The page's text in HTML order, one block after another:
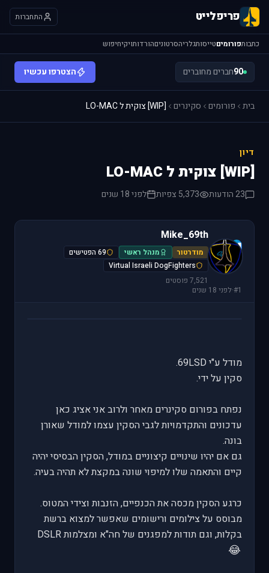
פריפלייט התחברות
כתבותפורומיםטייסותגלריהסרטוניםהורדותויקיחיפוש
90חברים מחוברים הצטרפו עכשיו
בית פורומים סקינרים [WIP] צוקית ל LO-MAC
דיון
[WIP] צוקית ל LO-MAC
23 הודעות 5,373 צפיות לפני 18 שנים
M
Mike_69th
מודרטור מנהל ראשי
69 הפטישים
Virtual Israeli DogFighters
7,521 פוסטים
#1
·לפני 18 שנים
מודל ע"י 69LSD.
סקין על ידי.
נפתח בפורום סקינרים מאחר ולרוב אני אציג כאן
עדכונים והתקדמויות לגבי הסקין עצמו למודל שאורן
בונה.
גם אם יהיו שינויים קיצוניים במודל, הסקין הבסיסי יהיה
קיים והתאמה שלו למיפוי שונה במקצת לא תהיה בעיה.
כרגע הסקין מכסה את הכנפיים, הזנבות וצידי המטוס.
מבוסס על צילומים ורישומים שאפשר למצוא ברשת
בקלות, וגם תודות למפגנים של חה"א ומצלמות DSLR
😂